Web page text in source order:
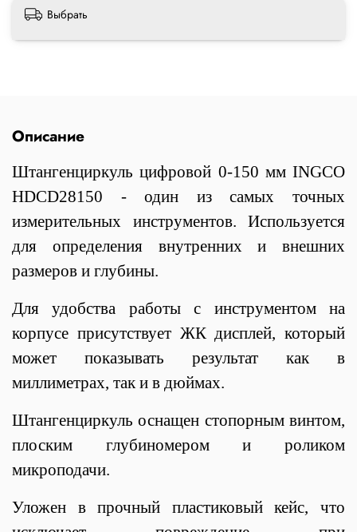
Выбрать
Описание
Штангенциркуль цифровой 0-150 мм INGCO
HDCD28150 - один из самых точных
измерительных инструментов. Используется
для определения внутренних и внешних
размеров и глубины.
Для удобства работы с инструментом на
корпусе присутствует ЖК дисплей, который
может показывать результат как в
миллиметрах, так и в дюймах.
Штангенциркуль оснащен стопорным винтом,
плоским глубиномером и роликом
микроподачи.
Уложен в прочный пластиковый кейс, что